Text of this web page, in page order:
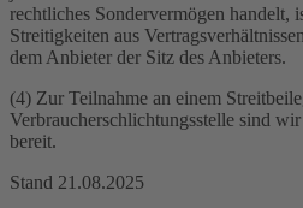
rechtliches Sondervermögen handelt,
Streitigkeiten aus
dem Anbieter der Sitz des Anbieters.
(4) Zur Teilnahme an einem
Verbraucherschlichtungsstelle sind
bereit.
Stand 21.08.2025